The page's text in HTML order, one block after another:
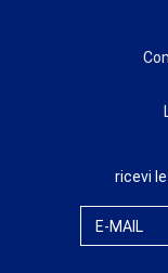
ricevi
E-MAIL